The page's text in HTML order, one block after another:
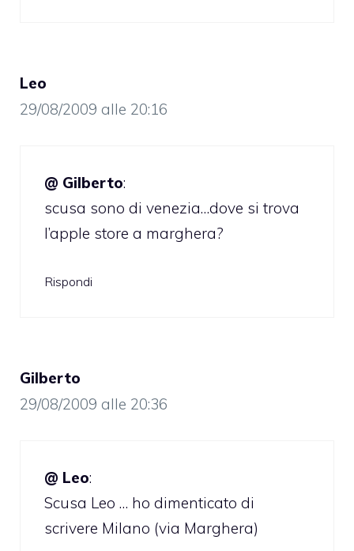
Leo
29/08/2009 alle 20:16
@ Gilberto:
scusa sono di venezia…dove si trova
l’apple store a marghera?
Rispondi
Gilberto
29/08/2009 alle 20:36
@ Leo:
Scusa Leo … ho dimenticato di
scrivere Milano (via Marghera)